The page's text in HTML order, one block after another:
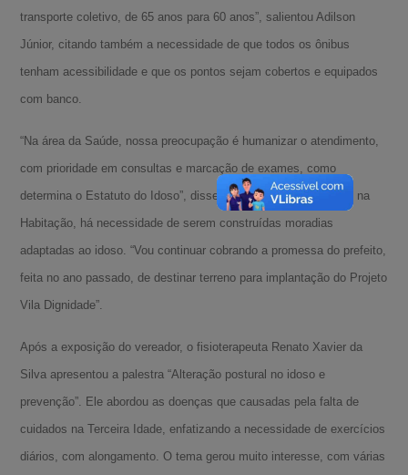
transporte coletivo, de 65 anos para 60 anos”, salientou Adilson
Júnior, citando também a necessidade de que todos os ônibus
tenham acessibilidade e que os pontos sejam cobertos e equipados
com banco.
“Na área da Saúde, nossa preocupação é humanizar o atendimento,
com prioridade em consultas e marcação de exames, como
determina o Estatuto do Idoso”, disse o vereador, ao frisar que, na
Habitação, há necessidade de serem construídas moradias
adaptadas ao idoso. “Vou continuar cobrando a promessa do prefeito,
feita no ano passado, de destinar terreno para implantação do Projeto
Vila Dignidade”.
Após a exposição do vereador, o fisioterapeuta Renato Xavier da
Silva apresentou a palestra “Alteração postural no idoso e
prevenção”. Ele abordou as doenças que causadas pela falta de
cuidados na Terceira Idade, enfatizando a necessidade de exercícios
diários, com alongamento. O tema gerou muito interesse, com várias